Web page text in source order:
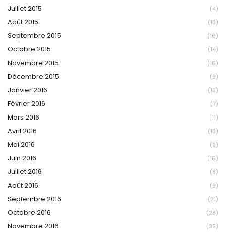
Juillet 2015 (4)
Août 2015 (13)
Septembre 2015 (16)
Octobre 2015 (14)
Novembre 2015 (16)
Décembre 2015 (9)
Janvier 2016 (15)
Février 2016 (7)
Mars 2016 (11)
Avril 2016 (13)
Mai 2016 (9)
Juin 2016 (16)
Juillet 2016 (8)
Août 2016 (9)
Septembre 2016 (21)
Octobre 2016 (28)
Novembre 2016 (35)